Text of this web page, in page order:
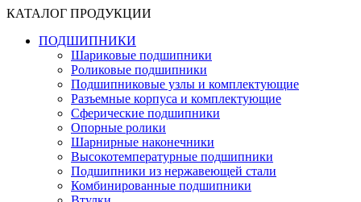
КАТАЛОГ ПРОДУКЦИИ
ПОДШИПНИКИ
Шариковые подшипники
Роликовые подшипники
Подшипниковые узлы и комплектующие
Разъемные корпуса и комплектующие
Сферические подшипники
Опорные ролики
Шарнирные наконечники
Высокотемпературные подшипники
Подшипники из нержавеющей стали
Комбинированные подшипники